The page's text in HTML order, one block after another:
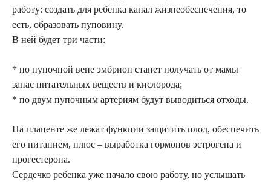
работу: создать для ребенка канал жизнеобеспечения, то
есть, образовать пуповину.
В ней будет три части:
* по пупочной вене эмбрион станет получать от мамы
запас питательных веществ и кислорода;
* по двум пупочным артериям будут выводиться отходы.
На плаценте же лежат функции защитить плод, обеспечить
его питанием, плюс – выработка гормонов эстрогена и
прогестерона.
Сердечко ребенка уже начало свою работу, но услышать